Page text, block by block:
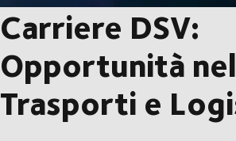
Carriere DSV:
Opportunità
Trasporti e